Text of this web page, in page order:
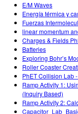
E/M Waves
Energía térmica y
Fuerzas
linear momentum
Charges & Fields
Batteries
Exploring Bohr’s
Roller Coaster
PhET Collision Lab
Ramp Activity 1:
(Inquiry Based)
Ramp Activity 2: